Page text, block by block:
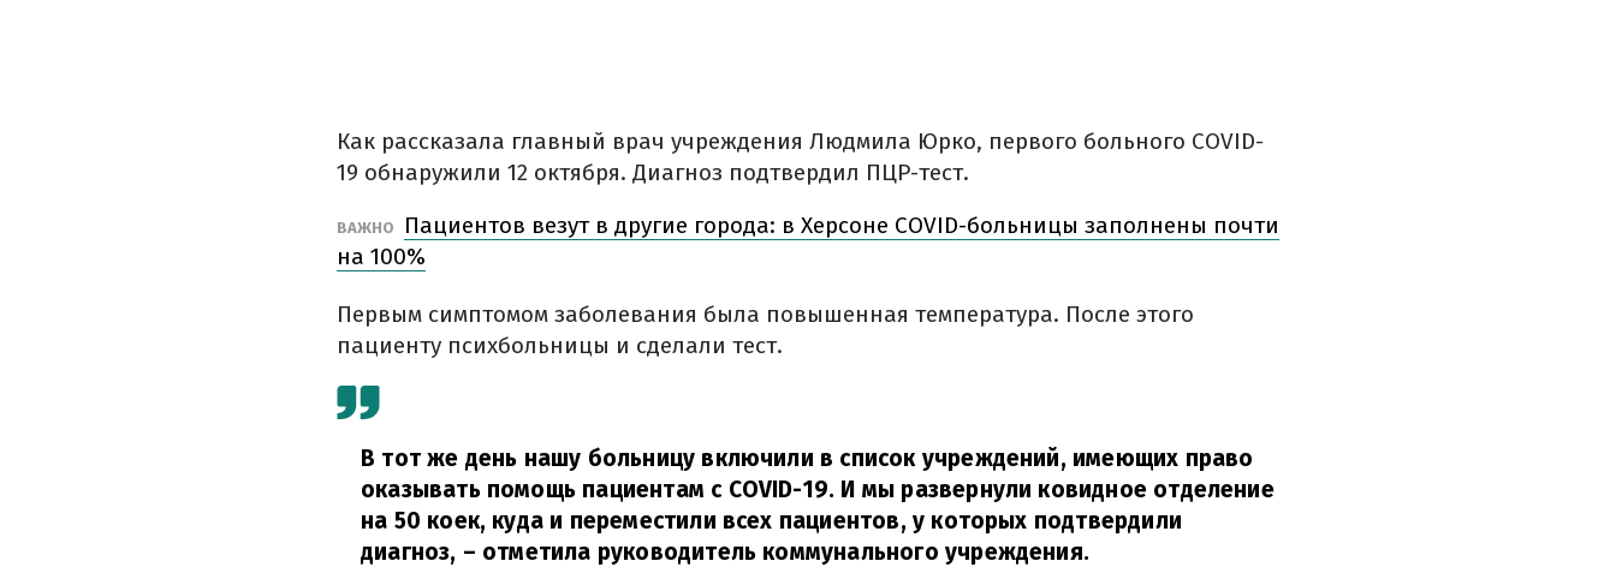
Как рассказала главный врач учреждения Людмила Юрко, первого больного COVID-
19 обнаружили 12 октября. Диагноз подтвердил ПЦР-тест.
ВАЖНО
Пациентов везут в другие города: в Херсоне COVID-больницы заполнены почти
на 100%
Первым симптомом заболевания была повышенная температура. После этого
пациенту психбольницы и сделали тест.
В тот же день нашу больницу включили в список учреждений, имеющих право
оказывать помощь пациентам с COVID-19. И мы развернули ковидное отделение
на 50 коек, куда и переместили всех пациентов, у которых подтвердили
диагноз, – отметила руководитель коммунального учреждения.